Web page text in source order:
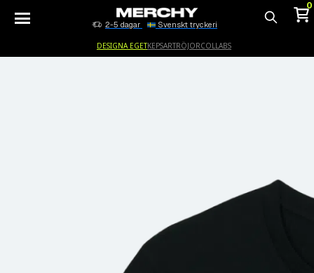
2-5 dagar Svenskt tryckeri
0
DESIGNA EGETKEPSARTRÖJORCOLLABS